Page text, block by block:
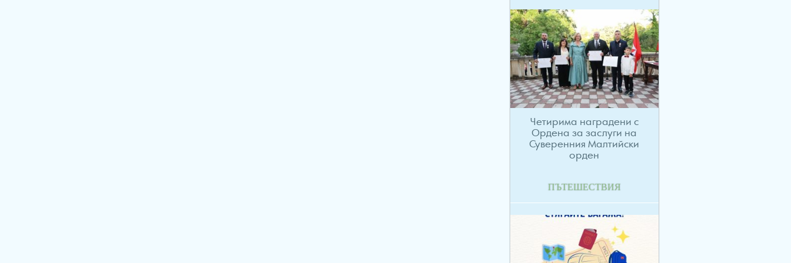
Четирима наградени с
Ордена за заслуги на
Суверенния Малтийски
орден
ПЪТЕШЕСТВИЯ